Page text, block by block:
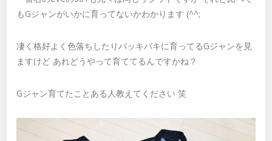
もGジャンがいかに育ってないかわかります (^^;
凄く格好よく色落ちしたりバッキバキに育ってるGジャンを見
ますけど あれどうやって育ててるんですかね？
Gジャン育てたことある人教えてください 笑